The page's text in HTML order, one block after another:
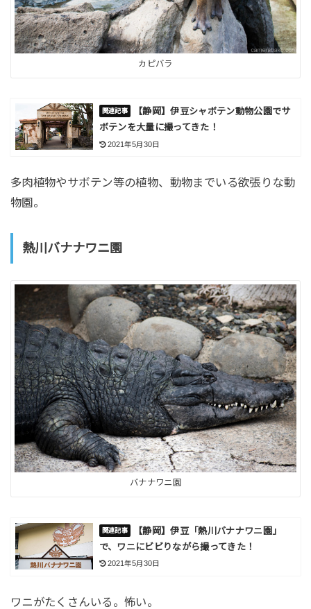
カピバラ
【静岡】伊豆シャボテン動物公園でサ
ボテンを大量に撮ってきた！
2021年5月30日
多肉植物やサボテン等の植物、動物までいる欲張りな動
物園。
熱川バナナワニ園
バナナワニ園
【静岡】伊豆「熱川バナナワニ園」
で、ワニにビビりながら撮ってきた！
2021年5月30日
ワニがたくさんいる。怖い。